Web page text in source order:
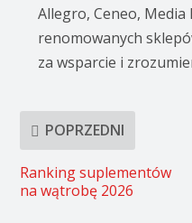
Allegro, Ceneo, Media
renomowanych
za wsparcie i
POPRZEDNI
Ranking suplementów
na wątrobę 2026